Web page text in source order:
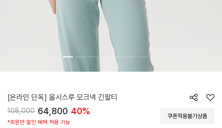
[온라인 단독] 울시스루 모크넥 긴팔티
108,000 64,800 40% 쿠폰적용불가상품
*회원만 할인 혜택 적용 가능